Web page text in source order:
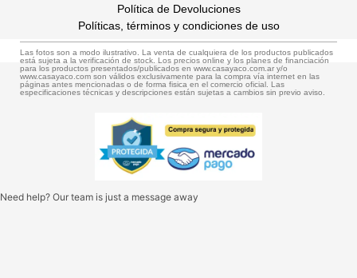
Política de Devoluciones
Políticas, términos y condiciones de uso
Las fotos son a modo ilustrativo. La venta de cualquiera de los productos publicados
está sujeta a la verificación de stock. Los precios online y los planes de financiación
para los productos presentados/publicados en www.casayaco.com.ar y/o
www.casayaco.com son válidos exclusivamente para la compra vía internet en las
páginas antes mencionadas o de forma fisica en el comercio oficial. Las
especificaciones técnicas y descripciones están sujetas a cambios sin previo aviso.
Need help? Our team is just a message away